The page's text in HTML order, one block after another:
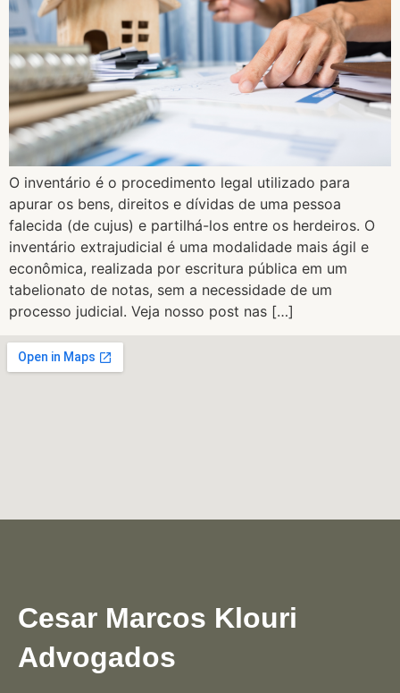
O inventário é o procedimento legal utilizado para
apurar os bens, direitos e dívidas de uma pessoa
falecida (de cujus) e partilhá-los entre os herdeiros. O
inventário extrajudicial é uma modalidade mais ágil e
econômica, realizada por escritura pública em um
tabelionato de notas, sem a necessidade de um
processo judicial. Veja nosso post nas […]
Cesar Marcos Klouri
Advogados